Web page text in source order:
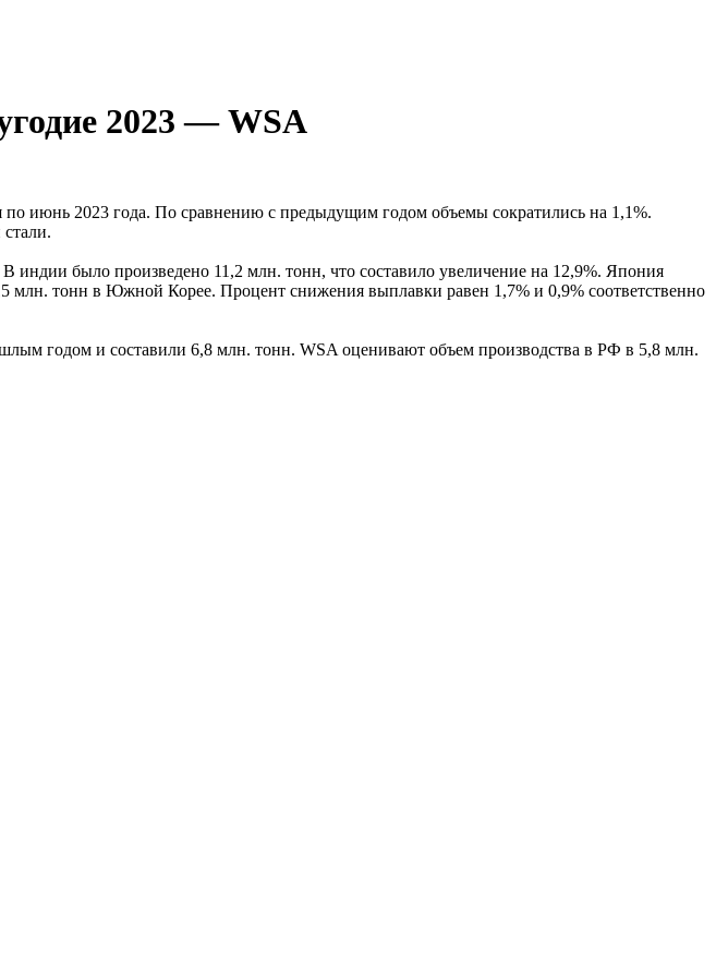
2023 — WSA
по июнь 2023 года. По сравнению с предыдущим годом объемы сократились на 1,1%.
индии было произведено 11,2 млн. тонн, что составило увеличение на 12,9%. Япония
тонн в Южной Корее. Процент снижения выплавки равен 1,7% и 0,9% соответственно
годом и составили 6,8 млн. тонн. WSA оценивают объем производства в РФ в 5,8 млн.